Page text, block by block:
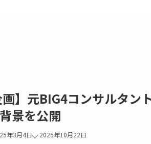
画】元BIG4コンサルタン
景を公開
年3月4日 2025年10月22日